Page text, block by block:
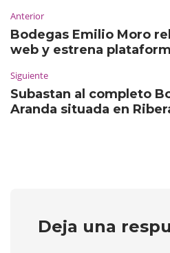
Anterior
Bodegas Emilio Moro
web y estrena
Siguiente
Subastan al completo
Aranda situada en
Deja una